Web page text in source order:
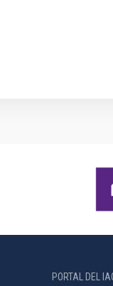
PORTAL DEL